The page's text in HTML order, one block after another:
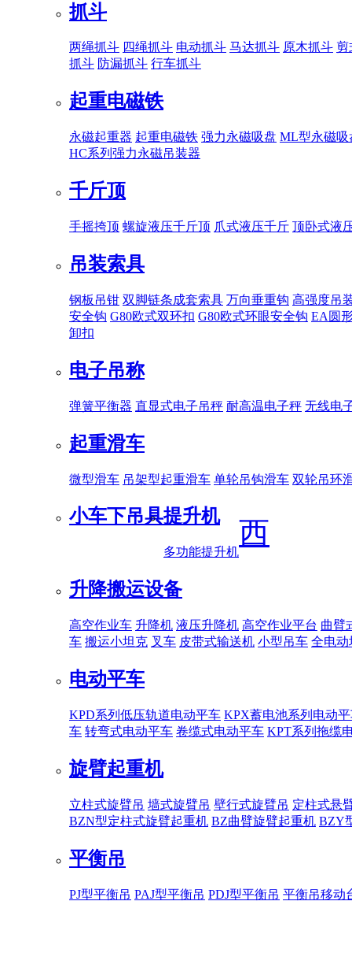
抓斗
两绳抓斗 四绳抓斗 电动抓斗 马达抓斗 原木抓斗 剪
抓斗 防漏抓斗 行车抓斗
起重电磁铁
永磁起重器 起重电磁铁 强力永磁吸盘 ML型永磁吸
HC系列强力永磁吊装器
千斤顶
手摇挎顶 螺旋液压千斤顶 爪式液压千斤 顶卧式液
吊装索具
钢板吊钳 双脚链条成套索具 万向垂重钩 高强度吊
安全钩 G80欧式双环扣 G80欧式环眼安全钩 EA圆
卸扣
电子吊称
弹簧平衡器 直显式电子吊秤 耐高温电子秤 无线电
起重滑车
微型滑车 吊架型起重滑车 单轮吊钩滑车 双轮吊环
小车下吊具提升机
多功能提升机
升降搬运设备
高空作业车 升降机 液压升降机 高空作业平台 曲臂
车 搬运小坦克 叉车 皮带式输送机 小型吊车 全电动
电动平车
KPD系列低压轨道电动平车 KPX蓄电池系列电动
车 转弯式电动平车 卷缆式电动平车 KPT系列拖缆
旋臂起重机
立柱式旋臂吊 墙式旋臂吊 壁行式旋臂吊 定柱式悬
BZN型定柱式旋臂起重机 BZ曲臂旋臂起重机 BZY
平衡吊
PJ型平衡吊 PAJ型平衡吊 PDJ型平衡吊 平衡吊移动
西